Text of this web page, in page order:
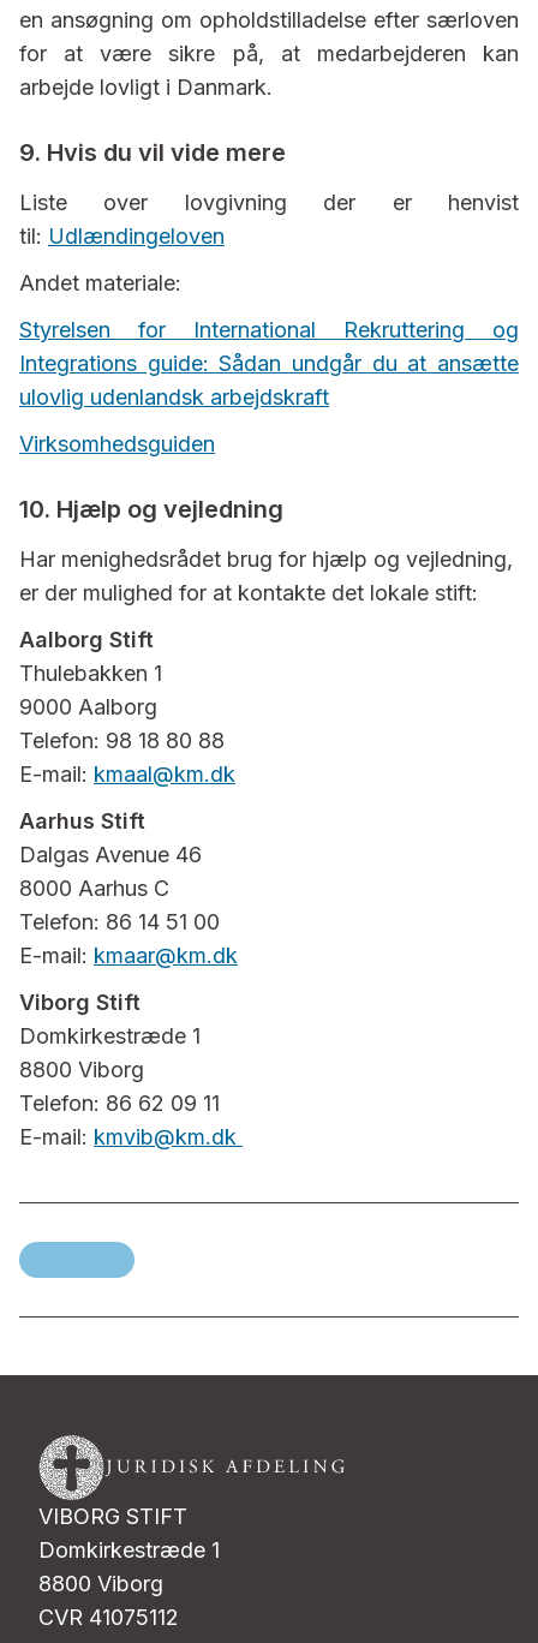
en ansøgning om opholdstilladelse efter særloven
for at være sikre på, at medarbejderen kan
arbejde lovligt i Danmark.
9. Hvis du vil vide mere
Liste over lovgivning der er henvist
til: Udlændingeloven
Andet materiale:
Styrelsen for International Rekruttering og
Integrations guide: Sådan undgår du at ansætte
ulovlig udenlandsk arbejdskraft
Virksomhedsguiden
10. Hjælp og vejledning
Har menighedsrådet brug for hjælp og vejledning,
er der mulighed for at kontakte det lokale stift:
Aalborg Stift
Thulebakken 1
9000 Aalborg
Telefon: 98 18 80 88
E-mail: kmaal@km.dk
Aarhus Stift
Dalgas Avenue 46
8000 Aarhus C
Telefon: 86 14 51 00
E-mail: kmaar@km.dk
Viborg Stift
Domkirkestræde 1
8800 Viborg
Telefon: 86 62 09 11
E-mail: kmvib@km.dk
VIBORG STIFT
Domkirkestræde 1
8800 Viborg
CVR 41075112